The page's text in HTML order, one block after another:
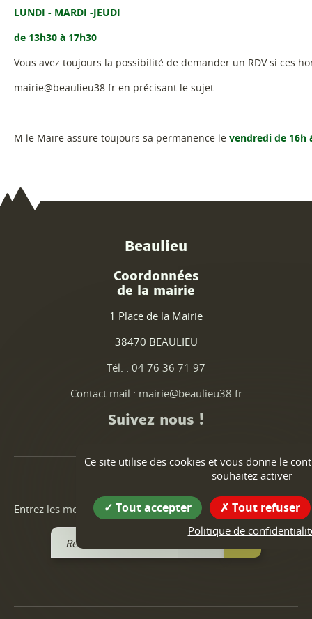
LUNDI - MARDI -JEUDI
de 13h30 à 17h30
Vous avez toujours la possibilité de demander un RDV si ces
mairie@beaulieu38.fr en précisant le sujet.
M le Maire assure toujours sa permanence le vendredi de 16h
Beaulieu
Coordonnées
de la mairie
1 Place de la Mairie
38470 BEAULIEU
Tél. : 04 76 36 71 97
Contact mail : mairie@beaulieu38.fr
Suivez nous !
Entrez les mots de votre recherche dans la zone ci-dessous.
Recherchez
sur
Ce site utilise des cookies et vous donne le
souhaitez activer
Tout accepter Tout refuser
Politique de